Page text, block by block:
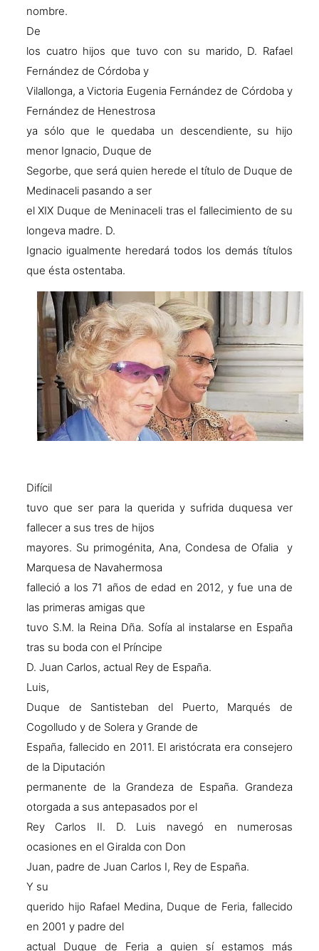
nombre.
De
los cuatro hijos que tuvo con su marido, D. Rafael
Fernández de Córdoba y
Vilallonga, a Victoria Eugenia Fernández de Córdoba y
Fernández de Henestrosa
ya sólo que le quedaba un descendiente, su hijo
menor Ignacio, Duque de
Segorbe, que será quien herede el título de Duque de
Medinaceli pasando a ser
el XIX Duque de Meninaceli tras el fallecimiento de su
longeva madre. D.
Ignacio igualmente heredará todos los demás títulos
que ésta ostentaba.
Difícil
tuvo que ser para la querida y sufrida duquesa ver
fallecer a sus tres de hijos
mayores. Su primogénita, Ana, Condesa de Ofalia y
Marquesa de Navahermosa
falleció a los 71 años de edad en 2012, y fue una de
las primeras amigas que
tuvo S.M. la Reina Dña. Sofía al instalarse en España
tras su boda con el Príncipe
D. Juan Carlos, actual Rey de España.
Luis,
Duque de Santisteban del Puerto, Marqués de
Cogolludo y de Solera y Grande de
España, fallecido en 2011. El aristócrata era consejero
de la Diputación
permanente de la Grandeza de España. Grandeza
otorgada a sus antepasados por el
Rey Carlos II. D. Luis navegó en numerosas
ocasiones en el Giralda con Don
Juan, padre de Juan Carlos I, Rey de España.
Y su
querido hijo Rafael Medina, Duque de Feria, fallecido
en 2001 y padre del
actual Duque de Feria a quien sí estamos más